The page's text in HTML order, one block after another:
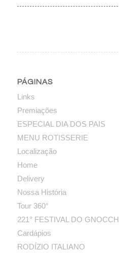
PÁGINAS
Links
Premiações
ESPECIAL DIA DOS PAIS
MENU ROTISSERIE
Localização
Home
Delivery
Nossa História
Tour 360°
221° FESTIVAL DO
Cardápios
RODÍZIO ITALIANO